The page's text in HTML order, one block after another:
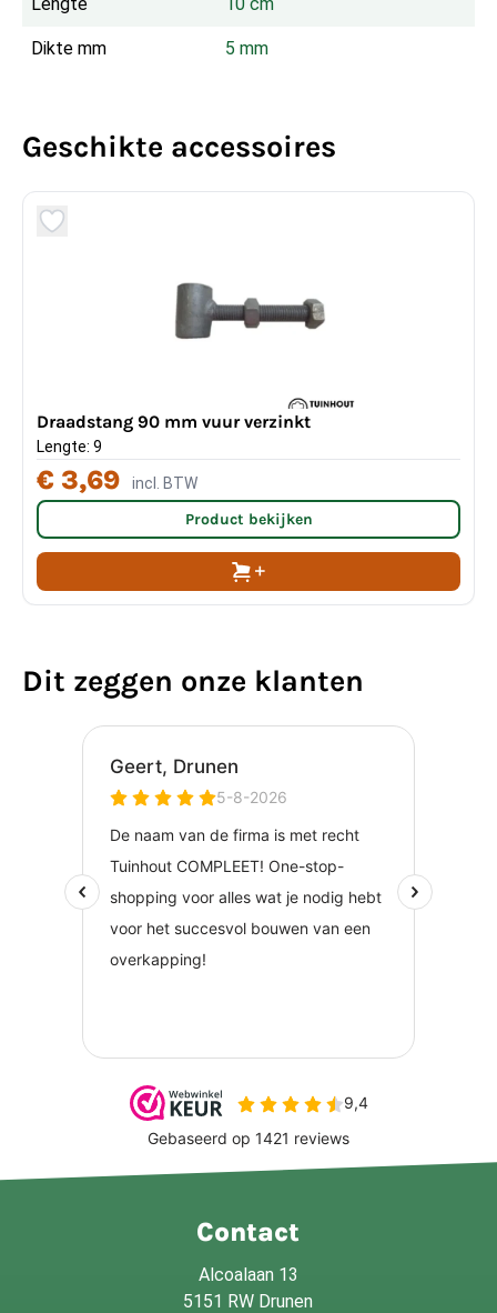
Dikte mm 5 mm
Geschikte accessoires
Draadstang 90 mm vuur verzinkt
Lengte: 9
€ 3,69 incl. BTW
Product bekijken
Dit zeggen onze klanten
Contact
Alcoalaan 13
5151 RW Drunen